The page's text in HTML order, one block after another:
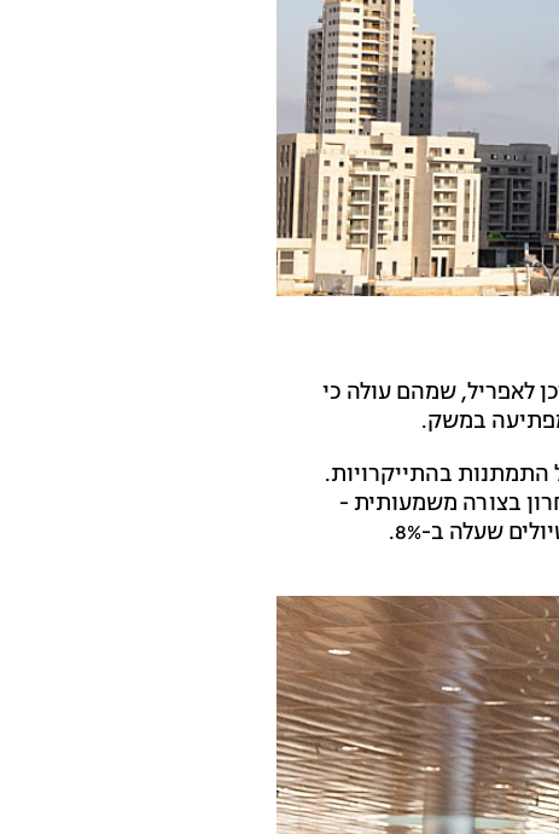
לאפריל, שמהם עולה כי
למגמה העולמית של התמתנות בהתייקרויות.
בחודש האחרון בצורה משמעותית -